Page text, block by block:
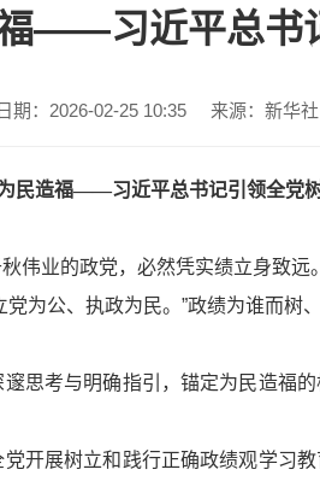
——习近平总书
期：2026-02-25 10:35 来源：新华社
民造福——习近平总书记引领全党
伟业的政党，必然凭实绩立身致远。
为公、执政为民。”政绩为谁而
思考与明确指引，锚定为民造福
开展树立和践行正确政绩观学习